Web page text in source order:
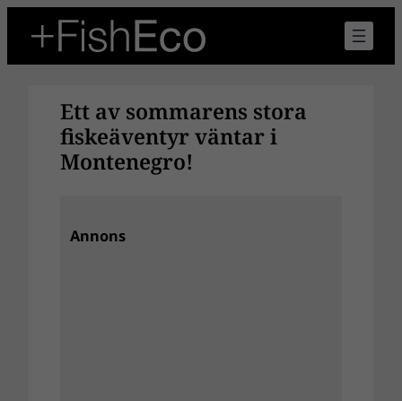
innehåll
Ett av sommarens stora
fiskeäventyr väntar i
Montenegro!
Annons